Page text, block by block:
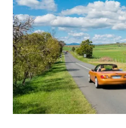
hiver
en
Belgique